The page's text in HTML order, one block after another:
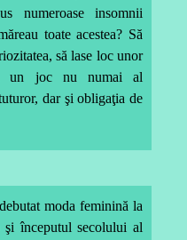
numeroase insomnii
toate acestea? Să
să lase loc unor
un joc nu numai al
dar şi obligaţia de
moda feminină la
începutul secolului al